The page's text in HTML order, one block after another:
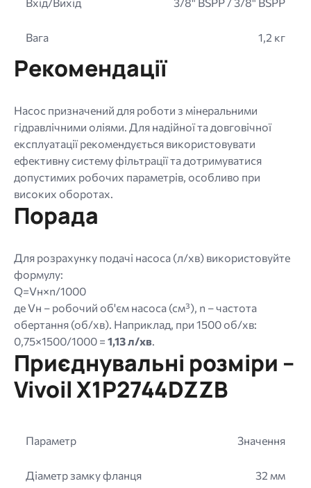
Вхід/Вихід 3/8" BSPP / 3/8" BSPP
Вага 1,2 кг
Рекомендації
Насос призначений для роботи з мінеральними
гідравлічними оліями. Для надійної та довговічної
експлуатації рекомендується використовувати
ефективну систему фільтрації та дотримуватися
допустимих робочих параметрів, особливо при
високих оборотах.
Порада
Для розрахунку подачі насоса (л/хв) використовуйте
формулу:
Q=Vн×n/1000
де Vн – робочий об'єм насоса (см³), n – частота
обертання (об/хв). Наприклад, при 1500 об/хв:
0,75×1500/1000 = 1,13 л/хв.
Приєднувальні розміри –
Vivoil X1P2744DZZB
Параметр Значення
Діаметр замку фланця 32 мм